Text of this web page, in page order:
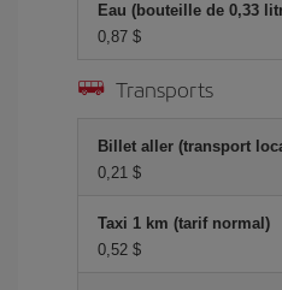
Eau (bouteille de 0,33
0,87 $
Transports
Billet aller (transport
0,21 $
Taxi 1 km (tarif normal)
0,52 $